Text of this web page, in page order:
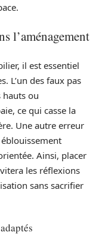
l’aménagement
il est essentiel
L’un des faux pas
hauts ou
ce qui casse la
Une autre erreur
Ainsi, placer
les réflexions
sans sacrifier